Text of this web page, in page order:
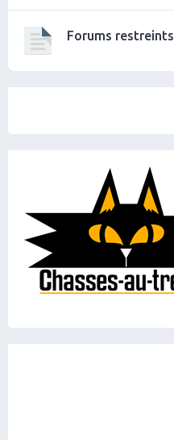
Forums restreints